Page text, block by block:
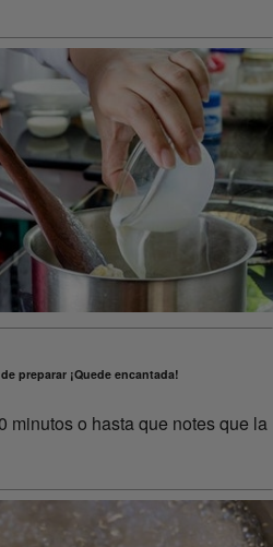
preparar ¡Quede encantada!
minutos o hasta que notes que la